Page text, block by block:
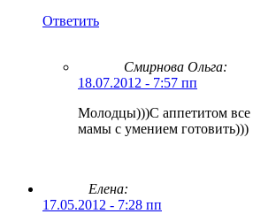
Ответить
Смирнова Ольга:
18.07.2012 - 7:57 пп
Молодцы)))С аппетитом все
мамы с умением готовить)))
Елена:
17.05.2012 - 7:28 пп